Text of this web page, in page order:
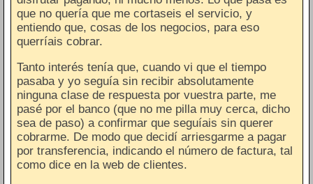
que no quería que me cortaseis el servicio, y
entiendo que, cosas de los negocios, para eso
querríais cobrar.
Tanto interés tenía que, cuando vi que el tiempo
pasaba y yo seguía sin recibir absolutamente
ninguna clase de respuesta por vuestra parte, me
pasé por el banco (que no me pilla muy cerca, dicho
sea de paso) a confirmar que seguíais sin querer
cobrarme. De modo que decidí arriesgarme a pagar
por transferencia, indicando el número de factura, tal
como dice en la web de clientes.